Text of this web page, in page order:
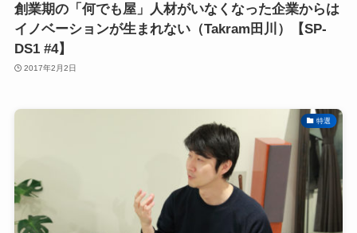
創業期の「何でも屋」人材がいなくなった企業からは
イノベーションが生まれない（Takram田川）【SP-
DS1 #4】
2017年2月2日
特選